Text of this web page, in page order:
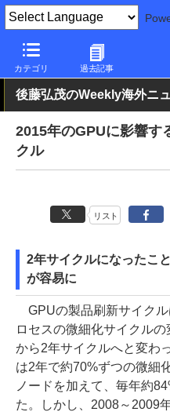
カテゴリ 過去記事
PC Watch 半導体/周辺機器
後藤弘茂のWeekly海外ニ
2015年のGPUに影響す
クル
リスト
2年サイクルになったこ
が容易に
GPUの製品刷新サイク
ロセスの微細化サイクル
から2年サイクルへと変わ
は2年で約70%ずつの微細
ノードを加えて、毎年約
た。しかし、2008～2009